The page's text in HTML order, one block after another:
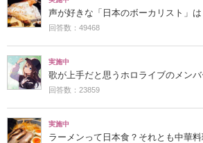
声が好きな「日本のボーカリスト」は
回答数：49468
実施中
歌が上手だと思うホロライブのメンバ
回答数：23859
実施中
ラーメンって日本食？それとも中華料